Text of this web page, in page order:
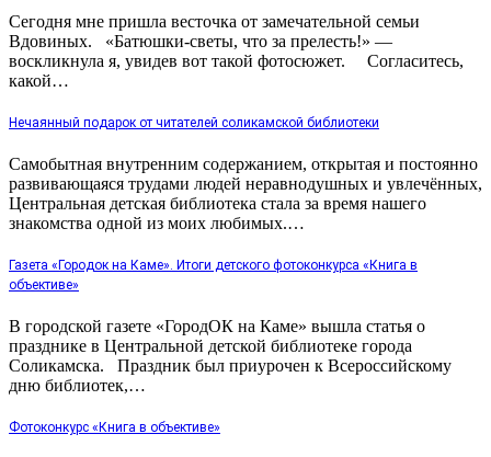
Сегодня мне пришла весточка от замечательной семьи
Вдовиных. «Батюшки-светы, что за прелесть!» —
воскликнула я, увидев вот такой фотосюжет. Согласитесь,
какой…
Нечаянный подарок от читателей соликамской библиотеки
Самобытная внутренним содержанием, открытая и постоянно
развивающаяся трудами людей неравнодушных и увлечённых,
Центральная детская библиотека стала за время нашего
знакомства одной из моих любимых.…
Газета «Городок на Каме». Итоги детского фотоконкурса «Книга в
объективе»
В городской газете «ГородОК на Каме» вышла статья о
празднике в Центральной детской библиотеке города
Соликамска. Праздник был приурочен к Всероссийскому
дню библиотек,…
Фотоконкурс «Книга в объективе»